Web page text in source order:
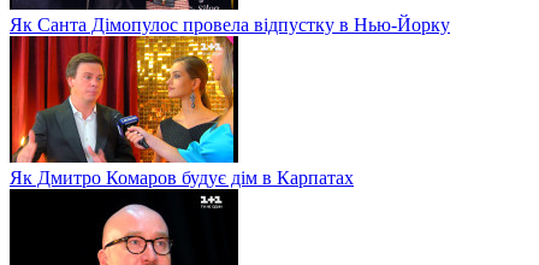
Як Санта Дімопулос провела відпустку в Нью-Йорку
Як Дмитро Комаров будує дім в Карпатах